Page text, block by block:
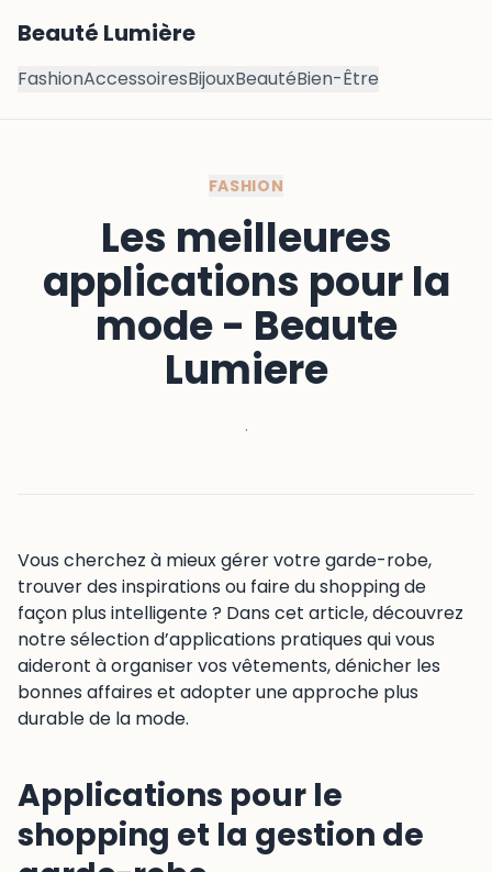
Beauté Lumière
FashionAccessoiresBijouxBeautéBien-Être
FASHION
Les meilleures
applications pour la
mode - Beaute
Lumiere
·
Vous cherchez à mieux gérer votre garde-robe,
trouver des inspirations ou faire du shopping de
façon plus intelligente ? Dans cet article, découvrez
notre sélection d’applications pratiques qui vous
aideront à organiser vos vêtements, dénicher les
bonnes affaires et adopter une approche plus
durable de la mode.
Applications pour le
shopping et la gestion de